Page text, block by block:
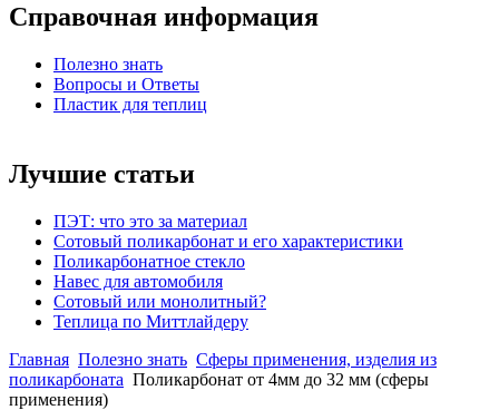
Справочная информация
Полезно знать
Вопросы и Ответы
Пластик для теплиц
Лучшие статьи
ПЭТ: что это за материал
Сотовый поликарбонат и его характеристики
Поликарбонатное стекло
Навес для автомобиля
Сотовый или монолитный?
Теплица по Миттлайдеру
Главная Полезно знать Сферы применения, изделия из
поликарбоната Поликарбонат от 4мм до 32 мм (сферы
применения)